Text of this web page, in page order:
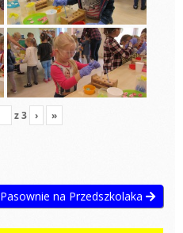
z3 › »
Pasownie na Przedszkolaka